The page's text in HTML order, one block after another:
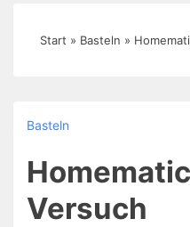
Start » Basteln »
Basteln
Versuch